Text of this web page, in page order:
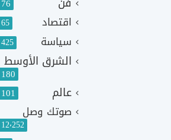
اقتصاد 65
سياسة 425
الشرق الأوسط
180
عالم 101
صوتك وصل
12٬252